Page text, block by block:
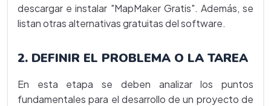
descargar e instalar "MapMaker Gratis". Además, se
listan otras alternativas gratuitas del software.
2. DEFINIR EL PROBLEMA O LA TAREA
En esta etapa se deben analizar los puntos
fundamentales para el desarrollo de un proyecto de